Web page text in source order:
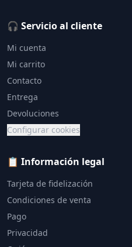
🎧 Servicio al cliente
Mi cuenta
Mi carrito
Contacto
Entrega
Devoluciones
Configurar cookies
📋 Información legal
Tarjeta de fidelización
Condiciones de venta
Pago
Privacidad